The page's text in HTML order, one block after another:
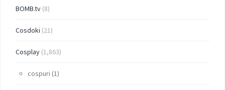
BOMB.tv (8)
Cosdoki (21)
Cosplay (1,863)
cospuri (1)